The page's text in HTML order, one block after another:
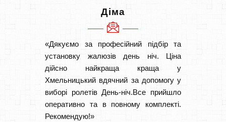
Діма
«Дякуємо за професійний підбір та
установку жалюзів день ніч. Ціна
дійсно найкраща краща у
Хмельницький вдячний за допомогу у
виборі ролетів День-ніч.Все прийшло
оперативно та в повному комплекті.
Рекомендую!»